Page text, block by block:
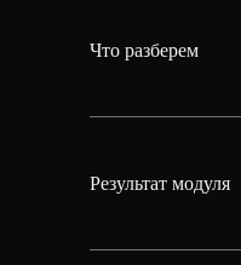
Что разберем
Результат модуля